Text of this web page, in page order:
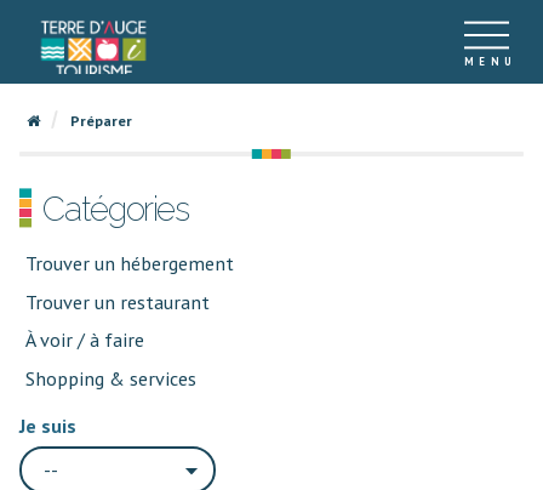
Préparer
Catégories
Trouver un hébergement
Trouver un restaurant
À voir / à faire
Shopping & services
Je suis
--